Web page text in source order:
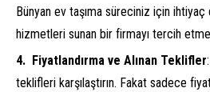
Bünyan ev taşıma süreciniz için
hizmetleri sunan bir firmayı tercih
Fiyatlandırma ve Alınan Teklifler
teklifleri karşılaştırın. Fakat sadece